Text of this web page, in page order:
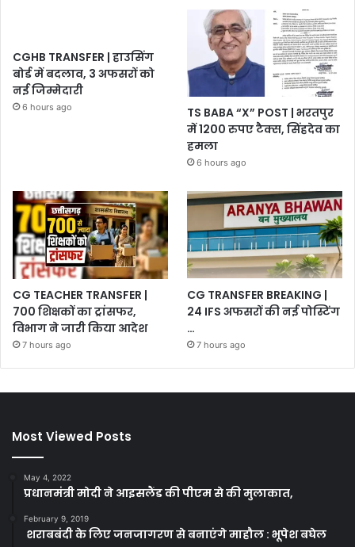
CGHB TRANSFER | हाउसिंग
बोर्ड में बदलाव, 3 अफसरों को
नई जिम्मेदारी
6 hours ago
TS BABA “X” POST | भरतपुर
में 1200 रुपए टैक्स, सिंहदेव का
हमला
6 hours ago
CG TEACHER TRANSFER |
700 शिक्षकों का ट्रांसफर,
विभाग ने जारी किया आदेश
7 hours ago
CG TRANSFER BREAKING |
24 IFS अफसरों की नई पोस्टिंग
…
7 hours ago
Most Viewed Posts
May 4, 2022
प्रधानमंत्री मोदी ने आइसलैंड की पीएम से की मुलाकात,
February 9, 2019
शराबबंदी के लिए जनजागरण से बनाएंगे माहौल : भूपेश बघेल